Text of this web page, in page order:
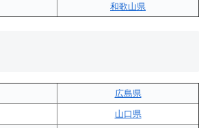
和歌山県
広島県
山口県